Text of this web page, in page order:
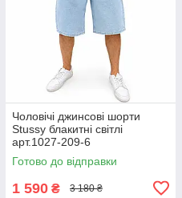
Чоловічі джинсові шорти
Stussy блакитні світлі
арт.1027-209-6
Готово до відправки
1 590 ₴ 3 180 ₴